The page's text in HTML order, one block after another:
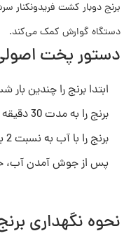
دستگاه گوارش کمک می‌کند.
دستور پخت
ابتدا برنج را چندین
برنج را به مدت 30 دقیقه تا یک ساعت در آب ولرم خیس کنید.
برنج را با آب به نسبت 2 به 1 در قابلمه ریخته و روی حرارت قرار دهید.
پس از جوش آمدن آب،
نحوه نگهداری